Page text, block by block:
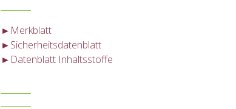
►Merkblatt
►Sicherheitsdatenblatt
►Datenblatt Inhaltsstoffe